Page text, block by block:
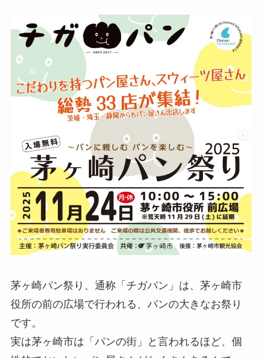
茅ヶ崎パン祭り、通称「チガパン」は、茅ヶ崎市
役所の前の広場で行われる、パンの大きなお祭り
です。
実は茅ヶ崎市は「パンの街」と言われるほど、個